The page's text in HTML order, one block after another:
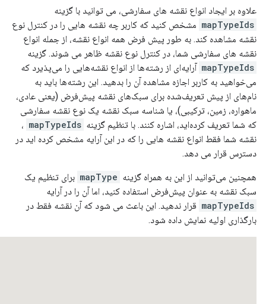
علاوه بر ایجاد انواع نقشه های سفارشی، می توانید با گزینه
mapTypeIds مشخص کنید که کاربر چه نقشه هایی را در کنترل نوع
نقشه مشاهده کند. به طور پیش فرض همه انواع نقشه، از جمله انواع
نقشه های سفارشی شما، در کنترل نوع نقشه ظاهر می شوند. گزینه
mapTypeIds آرایه‌ای از رشته‌ها از انواع نقشه‌هایی را می‌پذیرد که
می‌خواهید به کاربر اجازه مشاهده آن را بدهید. این رشته‌ها باید به
نام‌های از پیش تعریف‌شده برای سبک‌های نقشه پیش‌فرض (یعنی عادی،
ماهواره، زمین، ترکیبی)، یا شناسه سبک نقشه یک نوع نقشه سفارشی
که شما تعریف کرده‌اید، اشاره کنند. با تنظیم گزینه mapTypeIds ،
نقشه شما فقط انواع نقشه هایی را که در این آرایه مشخص کرده اید در
دسترس قرار می دهد.
همچنین می‌توانید از این به همراه گزینه mapType برای تنظیم یک
سبک نقشه به عنوان پیش‌فرض استفاده کنید، اما آن را در آرایه
mapTypeIds قرار ندهید. این باعث می شود که آن نقشه فقط در
بارگذاری اولیه نمایش داده شود.